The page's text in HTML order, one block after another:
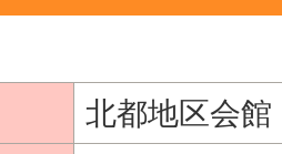
北都地区会館